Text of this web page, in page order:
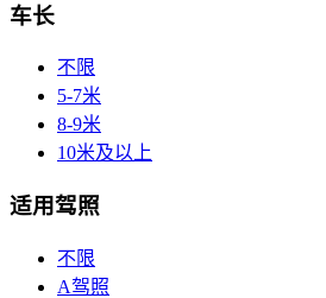
车长
不限
5-7米
8-9米
10米及以上
适用驾照
不限
A驾照